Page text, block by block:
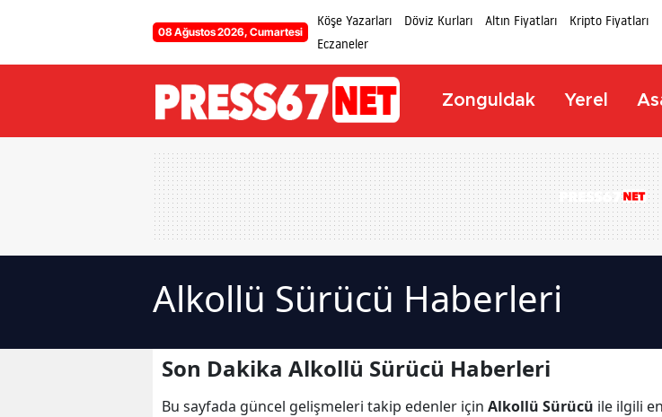
08 Ağustos 2026, Cumartesi
Köşe Yazarları Döviz Kurları Altın Fiyatları
Kripto Fiyatları
Eczaneler
Zonguldak Yerel
Alkollü Sürücü Haberleri
Son Dakika Alkollü Sürücü Haberleri
Bu sayfada güncel gelişmeleri takip edenler için Alkollü Sürücü ile ilgili